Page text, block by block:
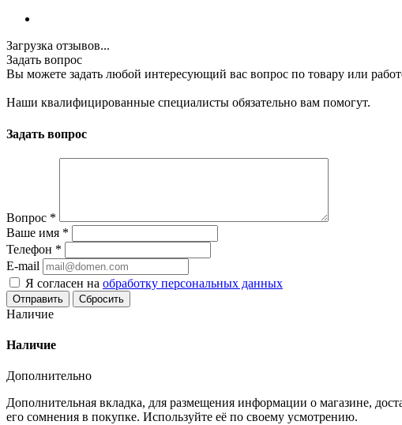
Загрузка отзывов...
Задать вопрос
Вы можете задать любой интересующий вас вопрос по товару или
Наши квалифицированные специалисты обязательно вам помогут.
Задать вопрос
Вопрос *
Ваше имя *
Телефон *
E-mail
Я согласен на обработку персональных данных
Сбросить
Наличие
Наличие
Дополнительно
Дополнительная вкладка, для размещения информации о магазине,
его сомнения в покупке. Используйте её по своему усмотрению.